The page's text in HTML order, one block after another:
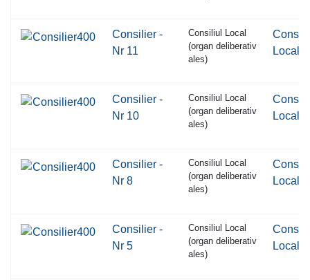
Consilier -
Nr 11
Consiliul Local
(organ deliberativ
ales)
Local
Consilier -
Nr 10
Consiliul Local
(organ deliberativ
ales)
Local
Consilier -
Nr 8
Consiliul Local
(organ deliberativ
ales)
Local
Consilier -
Nr 5
Consiliul Local
(organ deliberativ
ales)
Local